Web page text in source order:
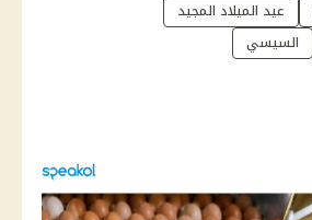
عيد الميلاد المجيد
السيسي